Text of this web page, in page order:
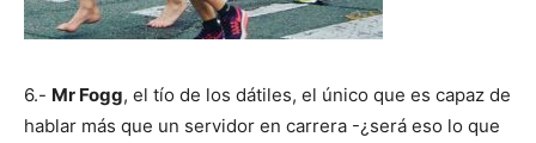
6.- Mr Fogg, el tío de los dátiles, el único que es capaz de
hablar más que un servidor en carrera -¿será eso lo que